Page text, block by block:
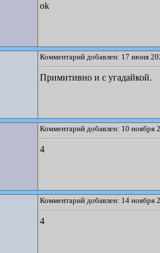
ok
Комментарий добавлен: 17 июня
Примитивно и с угадайкой.
Комментарий добавлен: 10 ноября
4
Комментарий добавлен: 14 ноября
4